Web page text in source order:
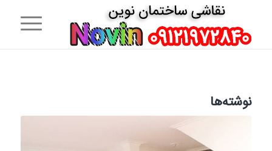
نوشته‌ها